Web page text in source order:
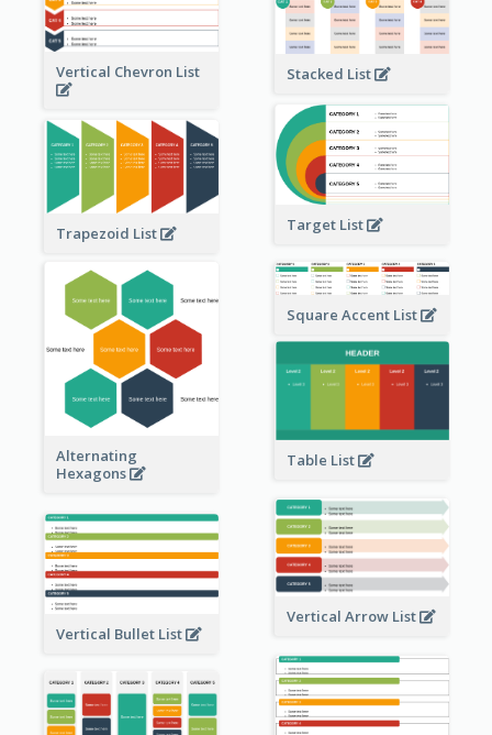
Vertical Chevron List Stacked List
Target List
Trapezoid List
Alternating
Hexagons
Square Accent List
Table List
Vertical Arrow List
Vertical Bullet List